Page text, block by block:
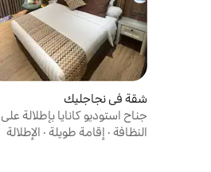
شقة في نجاجليك
جناح استوديو كانايا بإطلالة
النظافة · إقامة طويلة · الإطلالة